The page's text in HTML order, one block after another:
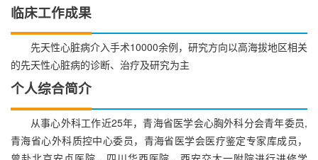
临床工作成果
先天性心脏病介入手术10000余例，研究方向以高海拔地区相关
的先天性心脏病的诊断、治疗及研究为主
个人综合简介
从事心外科工作近25年，青海省医学会心胸外科分会青年委员,
青海省心外科质控中心委员，青海省医学会医疗鉴定专家库成员，